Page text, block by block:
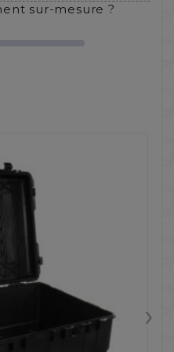
sur-mesure ?
›